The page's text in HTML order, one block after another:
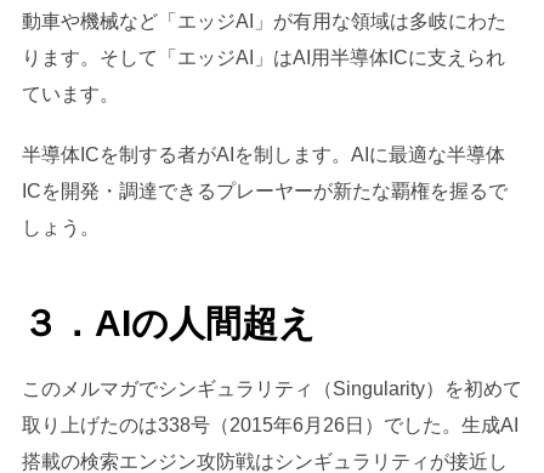
動車や機械など「エッジAI」が有用な領域は多岐にわた
ります。そして「エッジAI」はAI用半導体ICに支えられ
ています。
半導体ICを制する者がAIを制します。AIに最適な半導体
ICを開発・調達できるプレーヤーが新たな覇権を握るで
しょう。
３．AIの人間超え
このメルマガでシンギュラリティ（Singularity）を初めて
取り上げたのは338号（2015年6月26日）でした。生成AI
搭載の検索エンジン攻防戦はシンギュラリティが接近し